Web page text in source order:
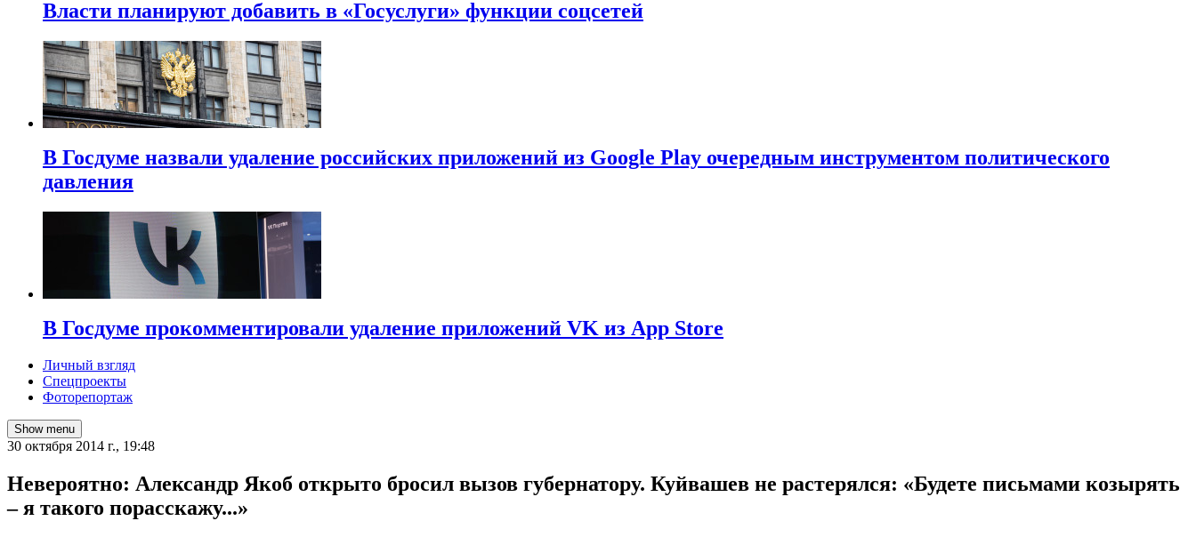
Власти планируют добавить в «Госуслуги» функции соцсетей
В Госдуме назвали удаление российских приложений из Google Play очередным инструментом политического
давления
В Госдуме прокомментировали удаление приложений VK из App Store
Личный взгляд
Спецпроекты
Фоторепортаж
Show menu
30 октября 2014 г., 19:48
Невероятно: Александр Якоб открыто бросил вызов губернатору. Куйвашев не растерялся: «Будете письмами козырять
– я такого порасскажу...»